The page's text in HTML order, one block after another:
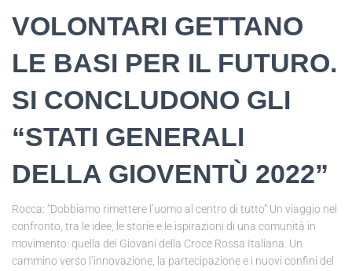
VOLONTARI GETTANO
LE BASI PER IL FUTURO.
SI CONCLUDONO GLI
“STATI GENERALI
DELLA GIOVENTÙ 2022”
Rocca: “Dobbiamo rimettere l’uomo al centro di tutto” Un viaggio nel
confronto, tra le idee, le storie e le ispirazioni di una comunità in
movimento: quella dei Giovani della Croce Rossa Italiana. Un
cammino verso l’innovazione, la partecipazione e i nuovi confini del